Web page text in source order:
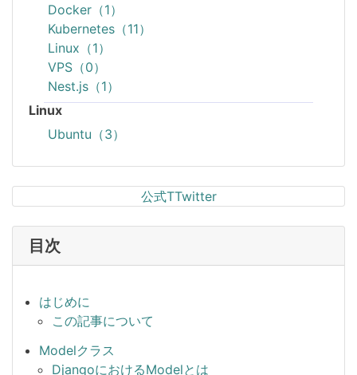
Docker（1）
Kubernetes（11）
Linux（1）
VPS（0）
Nest.js（1）
Linux
Ubuntu（3）
公式TTwitter
目次
はじめに
この記事について
Modelクラス
DjangoにおけるModelとは